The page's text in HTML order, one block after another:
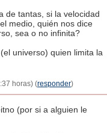
de tantas, si la velocidad
medio, quién nos dice
sea o no infinita?
universo) quien limita la
horas) (responder)
(por si a alguien le